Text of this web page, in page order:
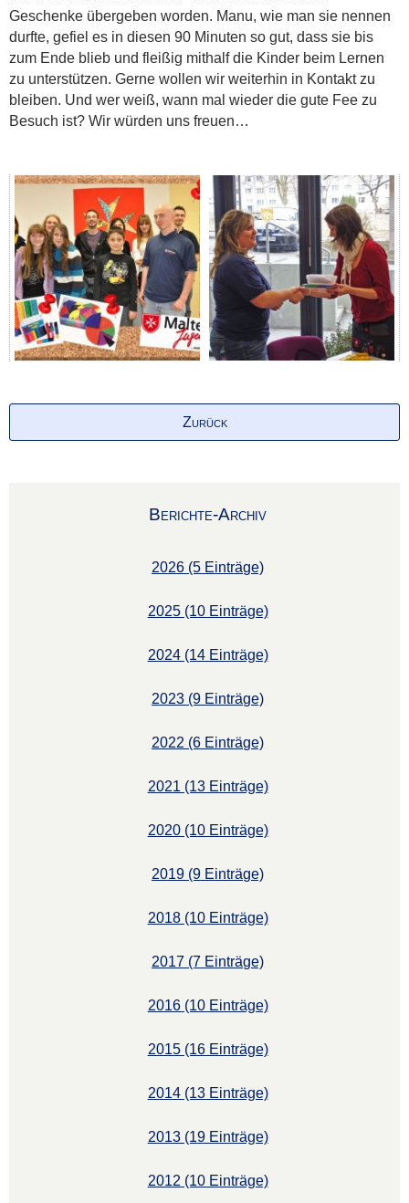
Geschenke übergeben worden. Manu, wie man sie nennen
durfte, gefiel es in diesen 90 Minuten so gut, dass sie bis
zum Ende blieb und fleißig mithalf die Kinder beim Lernen
zu unterstützen. Gerne wollen wir weiterhin in Kontakt zu
bleiben. Und wer weiß, wann mal wieder die gute Fee zu
Besuch ist? Wir würden uns freuen…
Zurück
Berichte-Archiv
2026 (5 Einträge)
2025 (10 Einträge)
2024 (14 Einträge)
2023 (9 Einträge)
2022 (6 Einträge)
2021 (13 Einträge)
2020 (10 Einträge)
2019 (9 Einträge)
2018 (10 Einträge)
2017 (7 Einträge)
2016 (10 Einträge)
2015 (16 Einträge)
2014 (13 Einträge)
2013 (19 Einträge)
2012 (10 Einträge)